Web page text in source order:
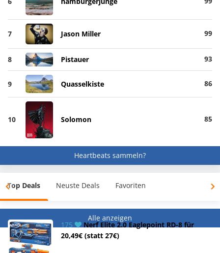
7 Jason Miller 99
8 Pistauer 93
9 Quasselkiste 86
10 Solomon 85
Heartbeats sammeln?
Top Deals Neuste Deals Favoriten
Alle anzeigen
175
Nerf Elite 2.0 Eaglepoint RD-8 für
20,49€ (statt 27€)